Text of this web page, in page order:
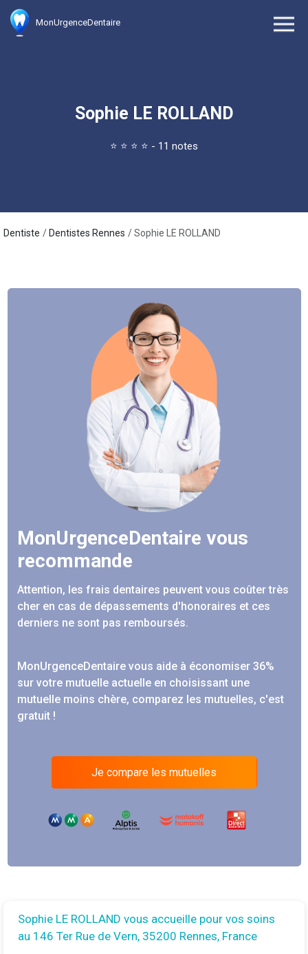
MonUrgenceDentaire
Sophie LE ROLLAND
⭐ ⭐ ⭐ ⭐ - 11 notes
Dentiste Dentistes Rennes Sophie LE ROLLAND
MonUrgenceDentaire vous
recommande
Attention, les frais dentaires peuvent vous coûter très
cher en cas de dépassements d'honoraires et ces
derniers ne sont pas remboursés.
MonUrgenceDentaire vous aide à économiser 36%
sur votre mutuelle actuelle en choisissant une
mutuelle moins chère, comparez les mutuelles, c'est
gratuit !
Je compare les mutuelles
Sophie LE ROLLAND vous accueille pour vos soins
au 146 Ter Rue de Vern, 35200 Rennes, France